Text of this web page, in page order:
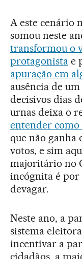
A este cenário
somou neste
transformou o
protagonistae
apuração em
ausência de
decisivos dias
urnas deixa o
entender como
que não ganha
votos, e sim
majoritário no
incógnita é por
devagar.
Neste ano, a
sistema
incentivar a
cidadãos, a